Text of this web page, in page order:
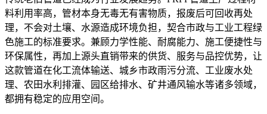
料利用率高，管材本身无毒无有害物质，报废后可回收再处
理，不会对土壤、水源造成环境负担，契合市政与工业工程绿
色施工的标准要求。兼顾力学性能、耐腐能力、施工便捷性与
环保属性，再加上源头直销带来的供货、服务与品控优势，让
这款管道在化工流体输送、城乡市政雨污分流、工业废水处
理、农田水利排灌、园区给排水、矿井通风输水等诸多领域，
都拥有稳定的应用空间。